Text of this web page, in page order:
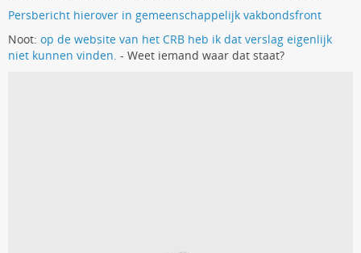
Persbericht hierover in gemeenschappelijk vakbondsfront
Noot: op de website van het CRB heb ik dat verslag eigenlijk
niet kunnen vinden. - Weet iemand waar dat staat?